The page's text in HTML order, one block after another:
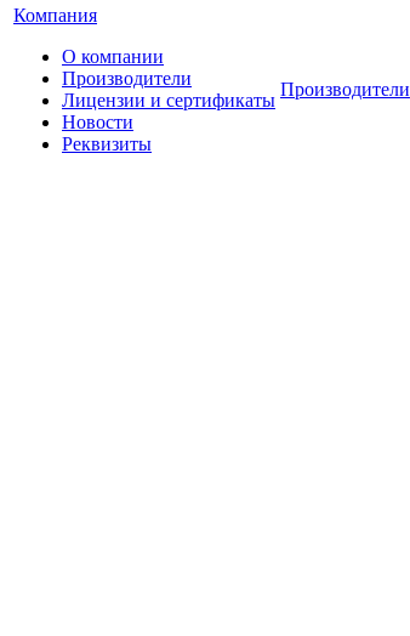
Компания
О компании
Производители
Лицензии и сертификаты
Новости
Реквизиты
Производители